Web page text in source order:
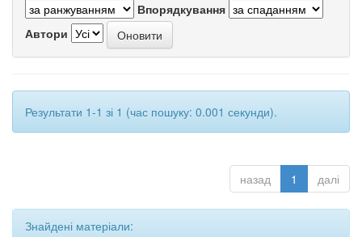
Впорядкування
Автори
Результати 1-1 зі 1 (час пошуку: 0.001 секунди).
назад 1 далі
Знайдені матеріали: